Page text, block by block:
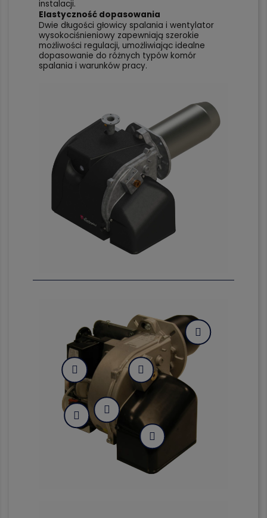
instalacji.
Elastyczność dopasowania
Dwie długości głowicy spalania i wentylator
wysokociśnieniowy zapewniają szerokie
możliwości regulacji, umożliwiając idealne
dopasowanie do różnych typów komór
spalania i warunków pracy.